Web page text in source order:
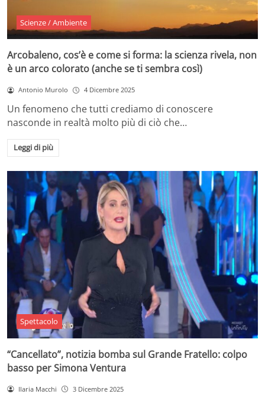
Scienze / Ambiente
Arcobaleno, cos’è e come si forma: la scienza rivela, non
è un arco colorato (anche se ti sembra così)
Antonio Murolo 4 Dicembre 2025
Un fenomeno che tutti crediamo di conoscere
nasconde in realtà molto più di ciò che…
Leggi di più
Spettacolo
“Cancellato”, notizia bomba sul Grande Fratello: colpo
basso per Simona Ventura
Ilaria Macchi 3 Dicembre 2025